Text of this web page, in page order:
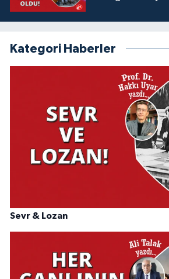
Kategori Haberler
Sevr & Lozan